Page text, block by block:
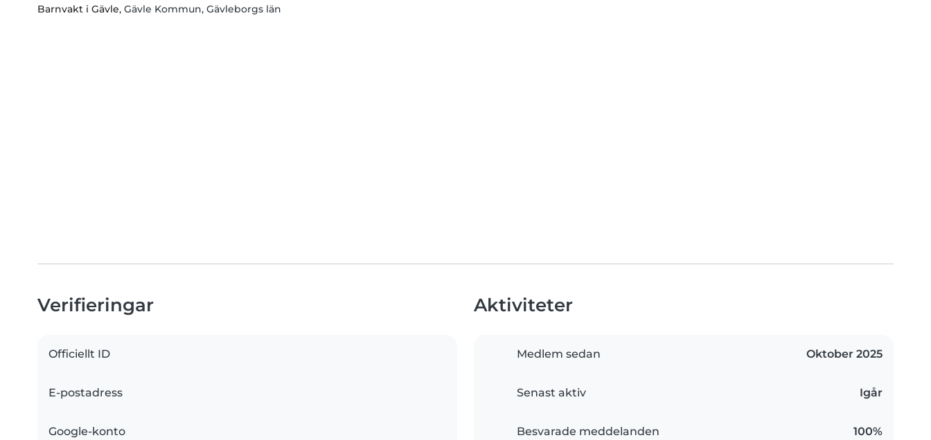
Barnvakt i Gävle, Gävle Kommun, Gävleborgs län
Verifieringar
Officiellt ID
E-postadress
Google-konto
Aktiviteter
Medlem sedan Oktober 2025
Senast aktiv Igår
Besvarade meddelanden 100%